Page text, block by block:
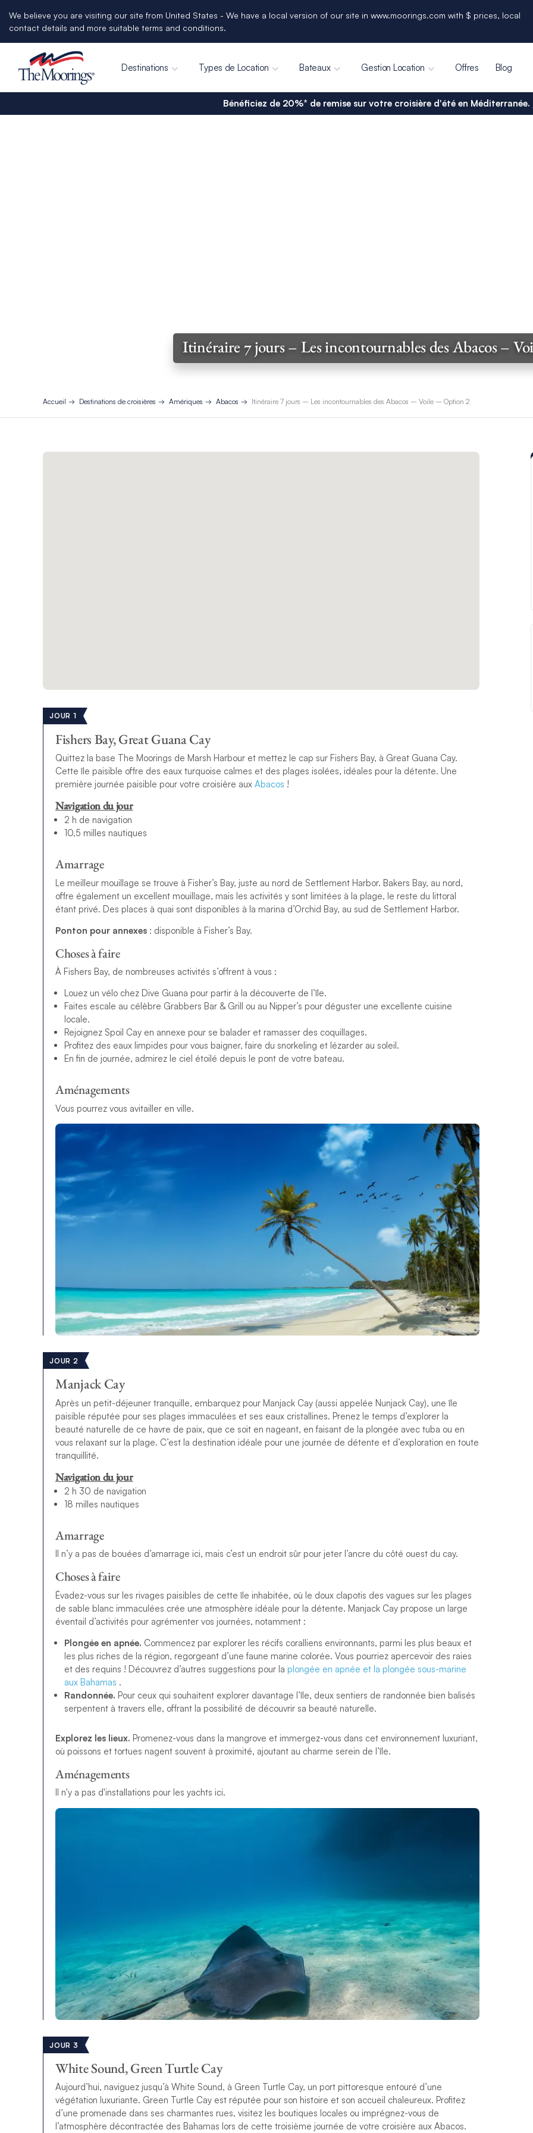
We believe you are visiting our site from United States - We have a local version of our site in www.moorings.com with $ prices, local
contact details and more suitable terms and conditions.
Destinations Types de Location Bateaux Gestion Location Offres Blog
Bénéficiez de 20%* de remise sur votre croisière d'été en Méditerranée.
Itinéraire 7 jours – Les incontournables des Abacos –
Accueil Destinations de croisières Amériques Abacos Itinéraire 7 jours – Les incontournables des Abacos – Voile – Option 2
JOUR 1
Fishers Bay, Great Guana Cay
Quittez la base The Moorings de Marsh Harbour et mettez le cap sur Fishers Bay, à Great Guana Cay.
Cette île paisible offre des eaux turquoise calmes et des plages isolées, idéales pour la détente. Une
première journée paisible pour votre croisière aux Abacos !
Navigation du jour
2 h de navigation
10,5 milles nautiques
Amarrage
Le meilleur mouillage se trouve à Fisher’s Bay, juste au nord de Settlement Harbor. Bakers Bay, au nord,
offre également un excellent mouillage, mais les activités y sont limitées à la plage, le reste du littoral
étant privé. Des places à quai sont disponibles à la marina d’Orchid Bay, au sud de Settlement Harbor.
Ponton pour annexes : disponible à Fisher’s Bay.
Choses à faire
À Fishers Bay, de nombreuses activités s’offrent à vous :
Louez un vélo chez Dive Guana pour partir à la découverte de l’île.
Faites escale au célèbre Grabbers Bar & Grill ou au Nipper’s pour déguster une excellente cuisine
locale.
Rejoignez Spoil Cay en annexe pour se balader et ramasser des coquillages.
Profitez des eaux limpides pour vous baigner, faire du snorkeling et lézarder au soleil.
En fin de journée, admirez le ciel étoilé depuis le pont de votre bateau.
Aménagements
Vous pourrez vous avitailler en ville.
JOUR 2
Manjack Cay
Après un petit-déjeuner tranquille, embarquez pour Manjack Cay (aussi appelée Nunjack Cay), une île
paisible réputée pour ses plages immaculées et ses eaux cristallines. Prenez le temps d’explorer la
beauté naturelle de ce havre de paix, que ce soit en nageant, en faisant de la plongée avec tuba ou en
vous relaxant sur la plage. C’est la destination idéale pour une journée de détente et d’exploration en toute
tranquillité.
Navigation du jour
2 h 30 de navigation
18 milles nautiques
Amarrage
Il n’y a pas de bouées d’amarrage ici, mais c’est un endroit sûr pour jeter l’ancre du côté ouest du cay.
Choses à faire
Évadez-vous sur les rivages paisibles de cette île inhabitée, où le doux clapotis des vagues sur les plages
de sable blanc immaculées crée une atmosphère idéale pour la détente. Manjack Cay propose un large
éventail d’activités pour agrémenter vos journées, notamment :
Plongée en apnée. Commencez par explorer les récifs coralliens environnants, parmi les plus beaux et
les plus riches de la région, regorgeant d’une faune marine colorée. Vous pourriez apercevoir des raies
et des requins ! Découvrez d’autres suggestions pour la plongée en apnée et la plongée sous-marine
aux Bahamas .
Randonnée. Pour ceux qui souhaitent explorer davantage l’île, deux sentiers de randonnée bien balisés
serpentent à travers elle, offrant la possibilité de découvrir sa beauté naturelle.
Explorez les lieux. Promenez-vous dans la mangrove et immergez-vous dans cet environnement luxuriant,
où poissons et tortues nagent souvent à proximité, ajoutant au charme serein de l’île.
Aménagements
Il n'y a pas d'installations pour les yachts ici.
JOUR 3
White Sound, Green Turtle Cay
Aujourd’hui, naviguez jusqu’à White Sound, à Green Turtle Cay, un port pittoresque entouré d’une
végétation luxuriante. Green Turtle Cay est réputée pour son histoire et son accueil chaleureux. Profitez
d’une promenade dans ses charmantes rues, visitez les boutiques locales ou imprégnez-vous de
l’atmosphère décontractée des Bahamas lors de cette troisième journée de votre croisière aux Abacos.